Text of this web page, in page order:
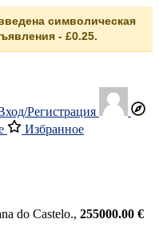
символическая
- £0.25.
Регистрация
Избранное
do Castelo., 255000.00 €